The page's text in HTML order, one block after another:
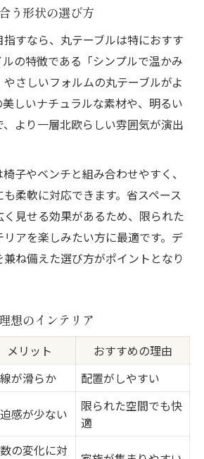
う形状の選び方
すなら、丸テーブルは特におすす
の特徴である「シンプルで温かみ
さしいフォルムの丸テーブルがよ
しいナチュラルな素材や、明るい
より一層北欧らしい雰囲気が演出
子やベンチと組み合わせやすく、
柔軟に対応できます。省スペース
見せる効果があるため、限られた
アを楽しみたい方に最適です。デ
ね備えた選び方がポイントとなり
想のインテリア
メリット
おすすめの理由
が滑らか
配置がしやすい
感が少ない
限られた空間でも快
適
の変化に対